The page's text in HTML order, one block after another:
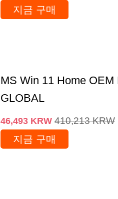
지금 구매
MS Win 11 Home OEM
GLOBAL
46,493 KRW 410,213 KRW
지금 구매